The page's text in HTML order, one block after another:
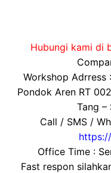
Hubungi kami di
Workshop Adrress
Pondok Aren RT
Tang –
Call / SMS /
Office Time :
Fast respon